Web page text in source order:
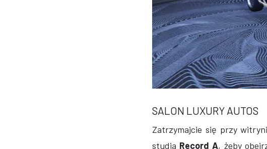
SALON LUXURY AUTOS
Zatrzymajcie się przy
studia Record A, żeby